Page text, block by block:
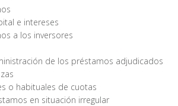
e intereses
a los inversores
de los préstamos adjudicados
o habituales de cuotas
en situación irregular